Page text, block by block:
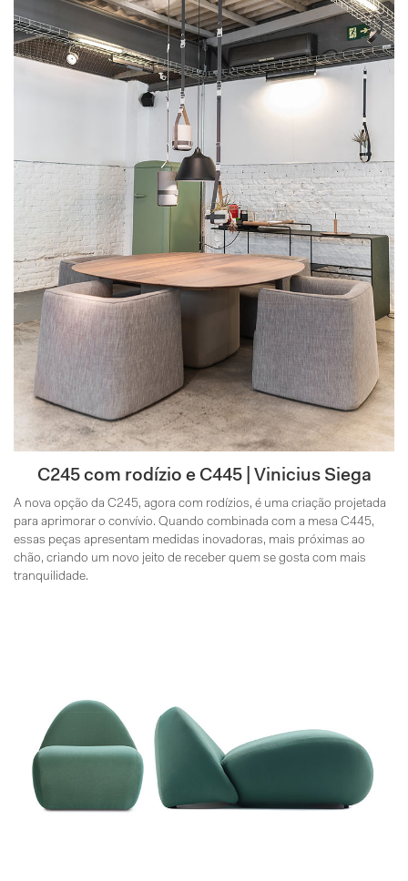
C245 com rodízio e C445 | Vinicius Siega
A nova opção da C245, agora com rodízios, é uma criação projetada
para aprimorar o convívio. Quando combinada com a mesa C445,
essas peças apresentam medidas inovadoras, mais próximas ao
chão, criando um novo jeito de receber quem se gosta com mais
tranquilidade.